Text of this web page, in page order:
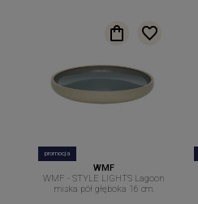
promocja
WMF
WMF - STYLE LIGHTS Lagoon
miska pół głęboka 16 cm.